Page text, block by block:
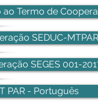
ao Termo de
SEDUC-MTPAR
SEGES 001-
PAR - Português